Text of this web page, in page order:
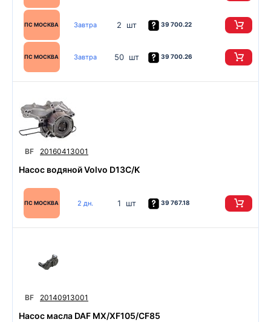
ПС МОСКВА Завтра 2 шт 39 700.22
ПС МОСКВА Завтра 50 шт 39 700.26
BF 20160413001
Насос водяной Volvo D13C/K
ПС МОСКВА 2 дн. 1 шт 39 767.18
BF 20140913001
Насос масла DAF MX/XF105/CF85